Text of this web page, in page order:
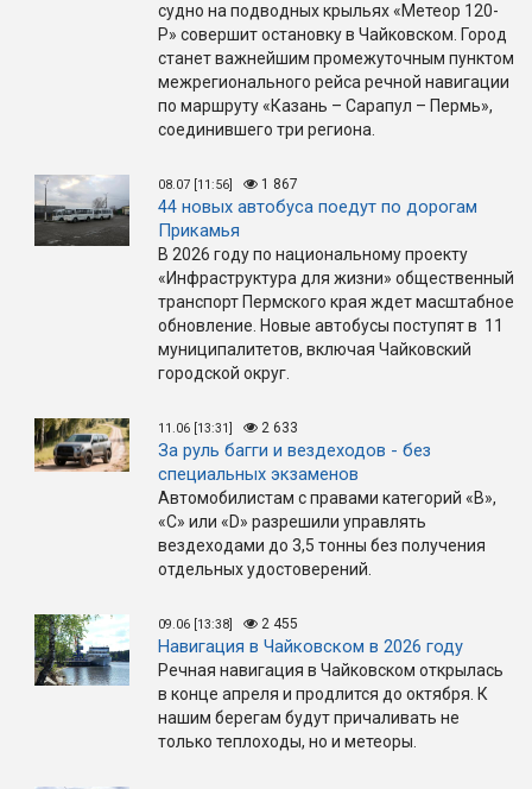
судно на подводных крыльях «Метеор 120-
Р» совершит остановку в Чайковском. Город
станет важнейшим промежуточным пунктом
межрегионального рейса речной навигации
по маршруту «Казань – Сарапул – Пермь»,
соединившего три региона.
08.07 [11:56] 1 867
44 новых автобуса поедут по дорогам
Прикамья
В 2026 году по национальному проекту
«Инфраструктура для жизни» общественный
транспорт Пермского края ждет масштабное
обновление. Новые автобусы поступят в 11
муниципалитетов, включая Чайковский
городской округ.
11.06 [13:31] 2 633
За руль багги и вездеходов - без
специальных экзаменов
Автомобилистам с правами категорий «B»,
«C» или «D» разрешили управлять
вездеходами до 3,5 тонны без получения
отдельных удостоверений.
09.06 [13:38] 2 455
Навигация в Чайковском в 2026 году
Речная навигация в Чайковском открылась
в конце апреля и продлится до октября. К
нашим берегам будут причаливать не
только теплоходы, но и метеоры.